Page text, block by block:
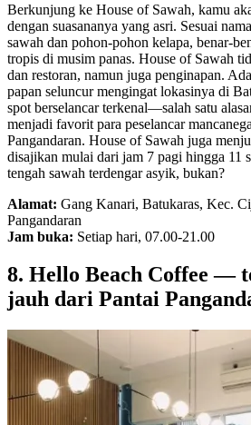
Berkunjung ke House of Sawah, kamu
dengan suasananya yang asri. Sesuai
sawah dan pohon-pohon kelapa, benar-
tropis di musim panas. House of Sawah
dan restoran, namun juga penginapan.
papan seluncur mengingat lokasinya di
spot berselancar terkenal—salah satu
menjadi favorit para peselancar
Pangandaran. House of Sawah juga
disajikan mulai dari jam 7 pagi hingga 11
tengah sawah terdengar asyik, bukan?
Alamat: Gang Kanari, Batukaras, Kec.
Pangandaran
Jam buka: Setiap hari, 07.00-21.00
8. Hello Beach Coffee —
jauh dari Pantai